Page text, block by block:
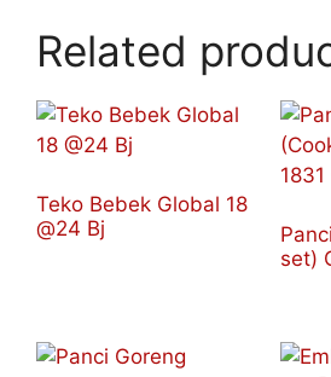
Related
Teko Bebek Global 18
@24 Bj
set)